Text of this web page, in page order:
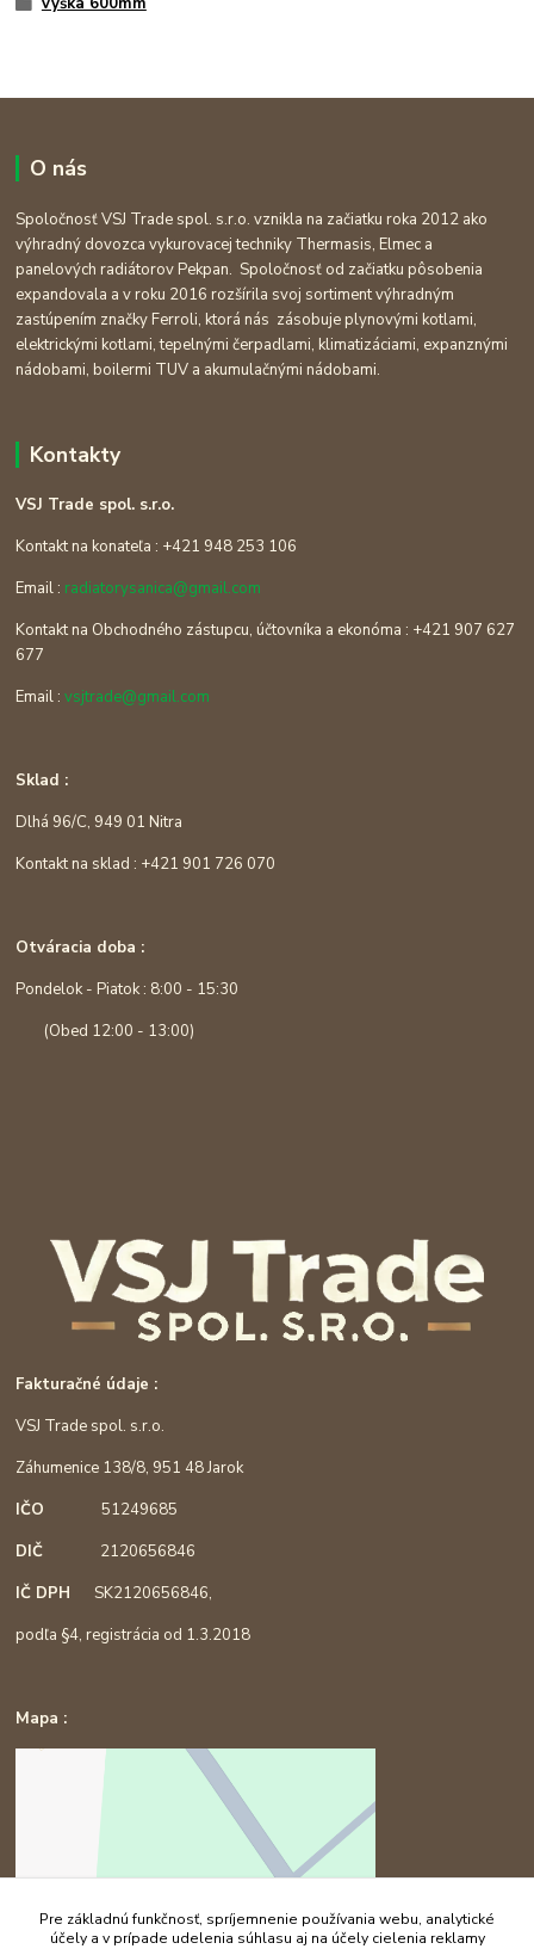
O nás
Spoločnosť VSJ Trade spol. s.r.o. vznikla na začiatku roka 2012 ako
výhradný dovozca vykurovacej techniky Thermasis, Elmec a
panelových radiátorov Pekpan. Spoločnosť od začiatku pôsobenia
expandovala a v roku 2016 rozšírila svoj sortiment výhradným
zastúpením značky Ferroli, ktorá nás zásobuje plynovými kotlami,
elektrickými kotlami, tepelnými čerpadlami, klimatizáciami, expanznými
nádobami, boilermi TUV a akumulačnými nádobami.
Kontakty
VSJ Trade spol. s.r.o.
Kontakt na konateľa : +421 948 253 106
Email : radiatorysanica@gmail.com
Kontakt na Obchodného zástupcu, účtovníka a ekonóma : +421 907 627
677
Email :vsjtrade@gmail.com
Sklad :
Dlhá 96/C, 949 01 Nitra
Kontakt na sklad : +421 901 726 070
Otváracia doba :
Pondelok - Piatok : 8:00 - 15:30
(Obed 12:00 - 13:00)
Fakturačné údaje :
VSJ Trade spol. s.r.o.
Záhumenice 138/8, 951 48 Jarok
IČO51249685
DIČ 2120656846
IČ DPHSK2120656846,
podľa §4, registrácia od 1.3.2018
Mapa :
Pre základnú funkčnosť, spríjemnenie používania webu, analytické
účely a v prípade udelenia súhlasu aj na účely cielenia reklamy